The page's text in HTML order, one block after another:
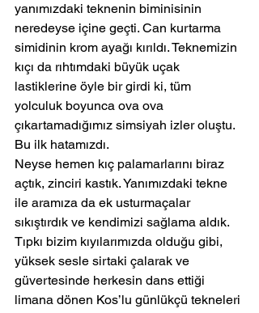
yanımızdaki teknenin biminisinin
neredeyse içine geçti. Can kurtarma
simidinin krom ayağı kırıldı. Teknemizin
kıçı da rıhtımdaki büyük uçak
lastiklerine öyle bir girdi ki, tüm
yolculuk boyunca ova ova
çıkartamadığımız simsiyah izler oluştu.
Bu ilk hatamızdı.
Neyse hemen kıç palamarlarını biraz
açtık, zinciri kastık. Yanımızdaki tekne
ile aramıza da ek usturmaçalar
sıkıştırdık ve kendimizi sağlama aldık.
Tıpkı bizim kıyılarımızda olduğu gibi,
yüksek sesle sirtaki çalarak ve
güvertesinde herkesin dans ettiği
limana dönen Kos’lu günlükçü tekneleri